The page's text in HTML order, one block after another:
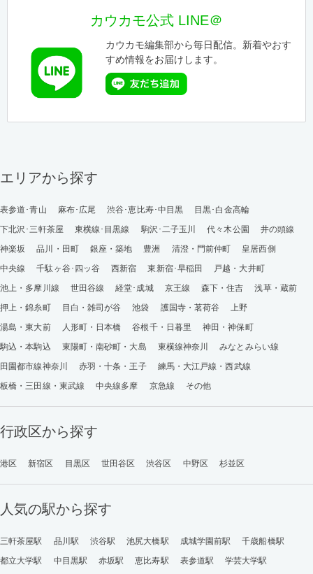
カウカモ公式 LINE＠
カウカモ編集部から毎日配信。新着やおす
すめ情報をお届けします。
エリアから探す
表参道･青山 麻布･広尾 渋谷･恵比寿･中目黒
目黒･白金高輪
下北沢･三軒茶屋
東横線･目黒線 駒沢･二子玉川 代々木公園
井の頭線
神楽坂
品川・田町 銀座・築地 豊洲 清澄・門前仲町
皇居西側
中央線
千駄ヶ谷･四ッ谷 西新宿 東新宿･早稲田
戸越・大井町
池上・多摩川線
世田谷線 経堂･成城 京王線 森下・住吉
浅草・蔵前
押上・錦糸町
目白・雑司が谷 池袋 護国寺・茗荷谷
上野
湯島・東大前
人形町・日本橋 谷根千・日暮里
神田・神保町
駒込・本駒込
東陽町・南砂町・大島 東横線神奈川
みなとみらい線
田園都市線神奈川
赤羽・十条・王子
練馬・大江戸線・西武線
板橋・三田線・東武線
中央線多摩 京急線 その他
行政区から探す
港区 新宿区 目黒区 世田谷区 渋谷区 中野区 杉並区
人気の駅から探す
三軒茶屋駅 品川駅 渋谷駅 池尻大橋駅 成城学園前駅
千歳船橋駅
都立大学駅
中目黒駅 赤坂駅 恵比寿駅 表参道駅
学芸大学駅